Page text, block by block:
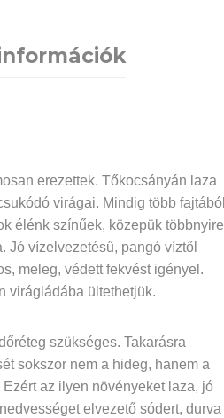
erezettek. Tőkocsányán laza
virágai. Mindig több fajtából
élénk színűek, közepük többnyire
Jó vízelvezetésű, pangó víztől
meleg, védett fekvést igényel.
virágládába ültethetjük.
szükséges. Takarásra
sokszor nem a hideg, hanem a
az ilyen növényeket laza, jó
elvezető sódert, durva